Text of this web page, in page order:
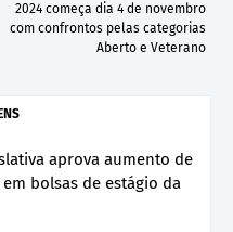
2024 começa dia 4 de novembro
com confrontos pelas categorias
Aberto e Veterano
aprova aumento de
bolsas de estágio da